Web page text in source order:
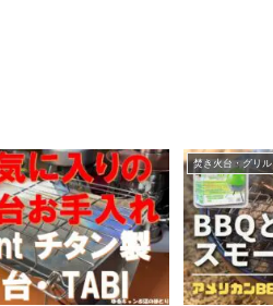
焚き火台・グリル